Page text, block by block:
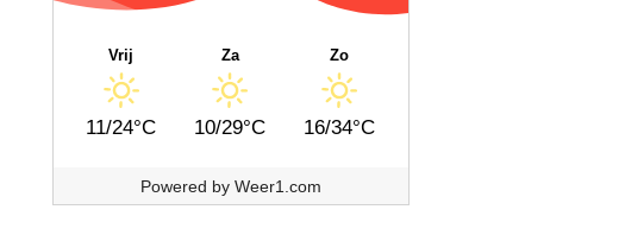
Vrij
11/24°C
Za
10/29°C
Zo
16/34°C
Powered by Weer1.com